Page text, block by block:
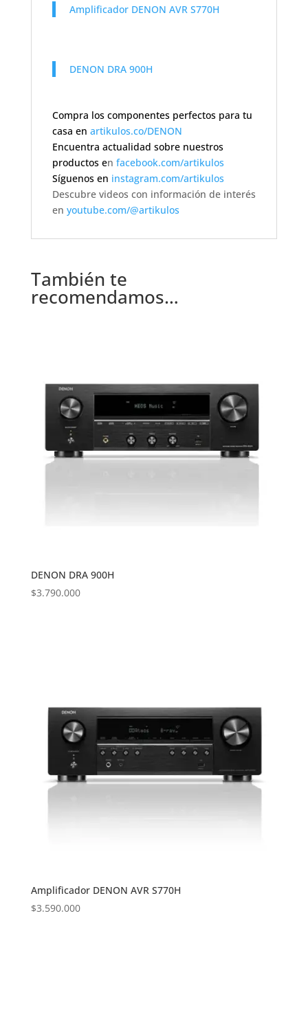
Amplificador DENON AVR S770H
DENON DRA 900H
Compra los componentes perfectos para tu
casa en artikulos.co/DENON
Encuentra actualidad sobre nuestros
productos en facebook.com/artikulos
Síguenos en instagram.com/artikulos
Descubre videos con información de interés
en youtube.com/@artikulos
También te
recomendamos…
DENON DRA 900H
$3.790.000
Amplificador DENON AVR S770H
$3.590.000